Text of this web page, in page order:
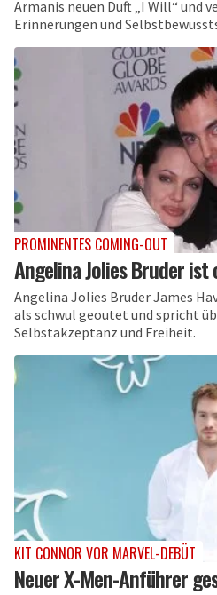
Armanis neuen Duft „I Will“ und
Erinnerungen und
PROMINENTES COMING-OUT
Angelina Jolies Bruder ist
Angelina Jolies Bruder James
als schwul geoutet und spricht
Selbstakzeptanz und Freiheit.
KIT CONNOR VOR MARVEL-DEBÜT
Neuer X-Men-Anführer